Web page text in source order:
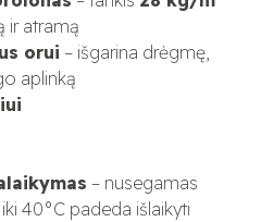
ir atramą
orui – išgarina drėgmę,
aplinką
– nusegamas
40°C padeda išlaikyti